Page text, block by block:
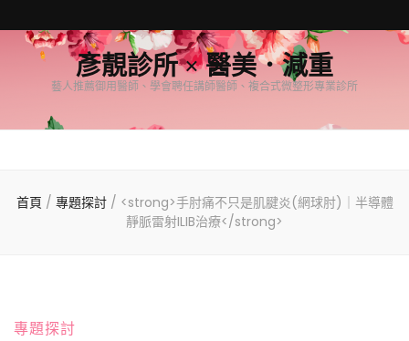
彥靚診所 × 醫美．減重
藝人推薦御用醫師、學會聘任講師醫師、複合式微整形專業診所
首頁 / 專題探討 / <strong>手肘痛不只是肌腱炎(網球肘)｜半導體
靜脈雷射ILIB治療</strong>
專題探討